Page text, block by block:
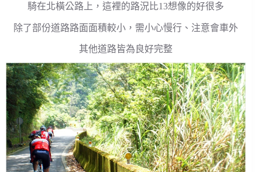
騎在北橫公路上，這裡的路況比13想像的好很多
除了部份道路路面面積較小，需小心慢行、注意會車外
其他道路皆為良好完整